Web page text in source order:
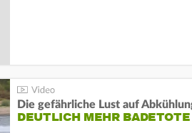
Die gefährliche Lust auf
DEUTLICH MEHR BADETOTE